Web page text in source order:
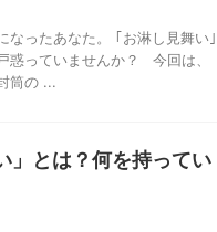
なったあなた。 ｢お淋し見舞い｣
惑っていませんか？ 今回は、
筒の ...
」とは？何を持ってい